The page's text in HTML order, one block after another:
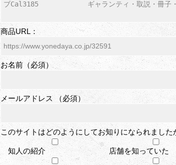
商品URL：
お名前（必須）
メールアドレス （必須）
このサイトはどのようにしてお知りになられまし
知人の紹介 店舗を知っていた